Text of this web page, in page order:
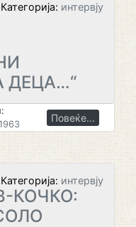
Категорија: интервју
ДЕЦА…“
Повеќе...
Категорија: интервју
КОЧКО: